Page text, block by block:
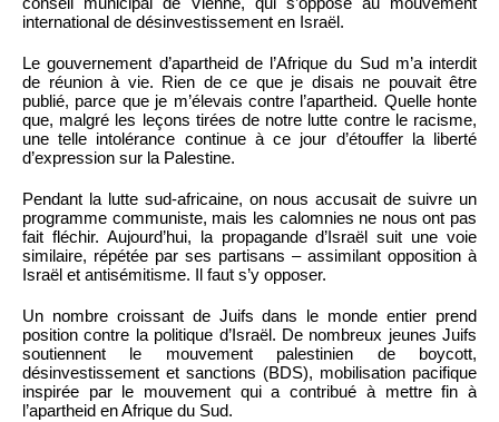
international de désinvestissement en Israël.
Le gouvernement d’apartheid de l’Afrique du Sud m’a interdit
de réunion à vie. Rien de ce que je disais ne pouvait être
publié, parce que je m’élevais contre l’apartheid. Quelle honte
que, malgré les leçons tirées de notre lutte contre le racisme,
une telle intolérance continue à ce jour d’étouffer la liberté
d’expression sur la Palestine.
Pendant la lutte sud-africaine, on nous accusait de suivre un
programme communiste, mais les calomnies ne nous ont pas
fait fléchir. Aujourd’hui, la propagande d’Israël suit une voie
similaire, répétée par ses partisans – assimilant opposition à
Israël et antisémitisme. Il faut s’y opposer.
Un nombre croissant de Juifs dans le monde entier prend
position contre la politique d’Israël. De nombreux jeunes Juifs
soutiennent le mouvement palestinien de boycott,
désinvestissement et sanctions (BDS), mobilisation pacifique
inspirée par le mouvement qui a contribué à mettre fin à
l’apartheid en Afrique du Sud.